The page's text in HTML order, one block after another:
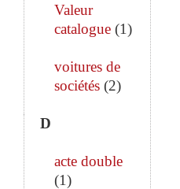
Valeur
catalogue (1)
voitures de
sociétés (2)
D
acte double
(1)